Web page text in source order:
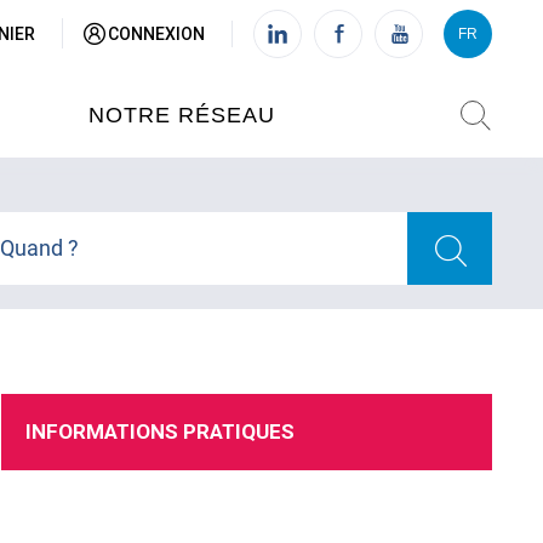
NOTRE RÉSEAU
VIETNAM (IFV)
CONNEXION FR
VI FR
Quand ?
INFORMATIONS PRATIQUES